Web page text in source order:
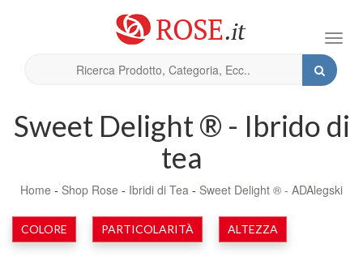
Sweet Delight ® - Ibrido di
tea
Home - Shop Rose - Ibridi di Tea - Sweet Delight ® - ADAlegski
COLORE PARTICOLARITÀ ALTEZZA